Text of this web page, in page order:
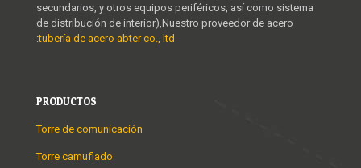
secundarios, y otros equipos periféricos, así como sistema
de distribución de interior),Nuestro proveedor de acero
:tubería de acero abter co., ltd
PRODUCTOS
Torre de comunicación
Torre camuflado